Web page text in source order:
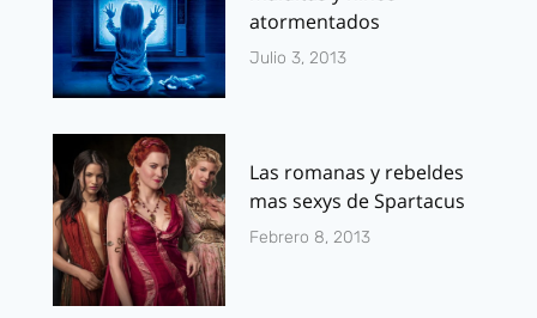
atormentados
Julio 3, 2013
Las romanas y rebeldes
mas sexys de Spartacus
Febrero 8, 2013